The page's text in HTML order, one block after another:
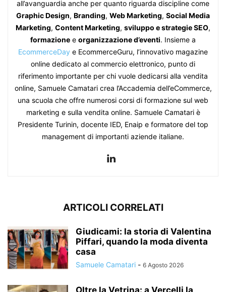
all’avanguardia anche per quanto riguarda discipline come
Graphic Design, Branding, Web Marketing, Social Media
Marketing, Content Marketing, sviluppo e strategie SEO,
formazione e organizzazione d’eventi. Insieme a
EcommerceDay e EcommerceGuru, l’innovativo magazine
online dedicato al commercio elettronico, punto di
riferimento importante per chi vuole dedicarsi alla vendita
online, Samuele Camatari crea l’Accademia dell’eCommerce,
una scuola che offre numerosi corsi di formazione sul web
marketing e sulla vendita online. Samuele Camatari è
Presidente Turinin, docente IED, Enaip e formatore del top
management di importanti aziende italiane.
ARTICOLI CORRELATI
Giudicami: la storia di Valentina
Piffari, quando la moda diventa
casa
Samuele Camatari - 6 Agosto 2026
Oltre la Vetrina: a Vercelli la